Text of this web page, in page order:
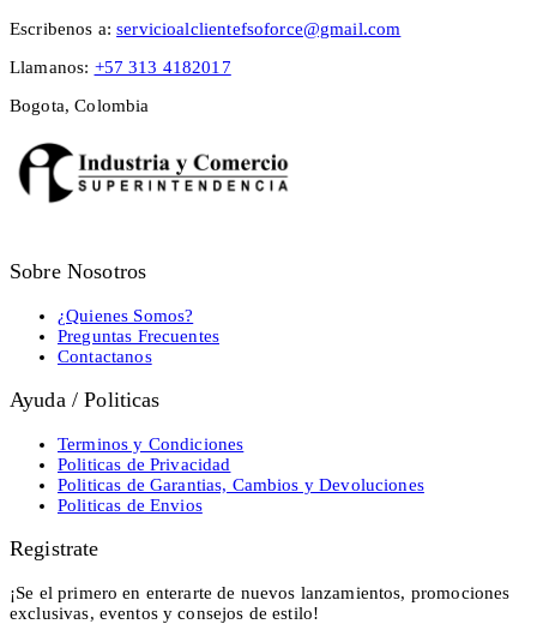
Escribenos a:servicioalclientefsoforce@gmail.com
Llamanos: +57 313 4182017
Bogota, Colombia
Sobre Nosotros
¿Quienes Somos?
Preguntas Frecuentes
Contactanos
Ayuda / Politicas
Terminos y Condiciones
Politicas de Privacidad
Politicas de Garantias, Cambios y Devoluciones
Politicas de Envios
Registrate
¡Se el primero en enterarte de nuevos lanzamientos, promociones
exclusivas, eventos y consejos de estilo!